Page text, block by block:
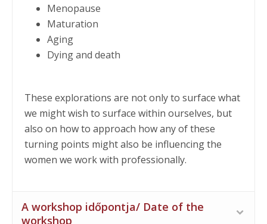
Menopause
Maturation
Aging
Dying and death
These explorations are not only to surface what
we might wish to surface within ourselves, but
also on how to approach how any of these
turning points might also be influencing the
women we work with professionally.
A workshop időpontja/ Date of the
workshop